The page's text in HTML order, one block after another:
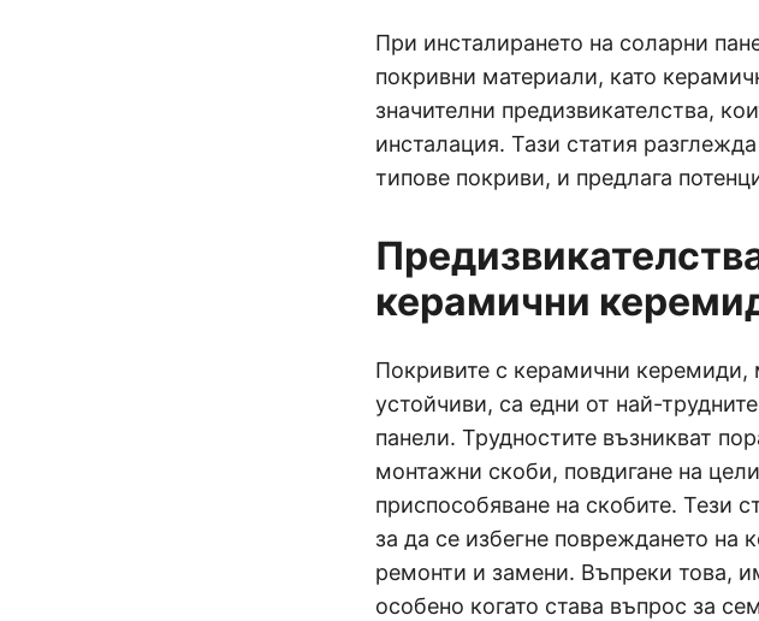
При инсталирането на соларни
покривни материали, като
значителни предизвикателства,
инсталация. Тази статия
типове покриви, и предлага
керамични
Покривите с керамични керемиди,
устойчиви, са едни от най-
панели. Трудностите възникват
монтажни скоби, повдигане на
приспособяване на скобите. Тези
за да се избегне повреждането
ремонти и замени. Въпреки това,
особено когато става въпрос за